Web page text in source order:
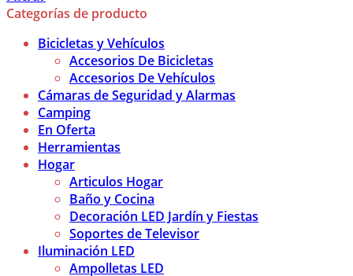
Categorías de producto
Bicicletas y Vehículos
Accesorios De Bicicletas
Accesorios De Vehículos
Cámaras de Seguridad y Alarmas
Camping
En Oferta
Herramientas
Hogar
Articulos Hogar
Baño y Cocina
Decoración LED Jardín y Fiestas
Soportes de Televisor
Iluminación LED
Ampolletas LED